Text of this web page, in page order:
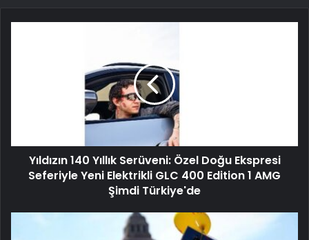
Yıldızın 140 Yıllık Serüveni: Özel Doğu Ekspresi
Seferiyle Yeni Elektrikli GLC 400 Edition 1 AMG
Şimdi Türkiye'de